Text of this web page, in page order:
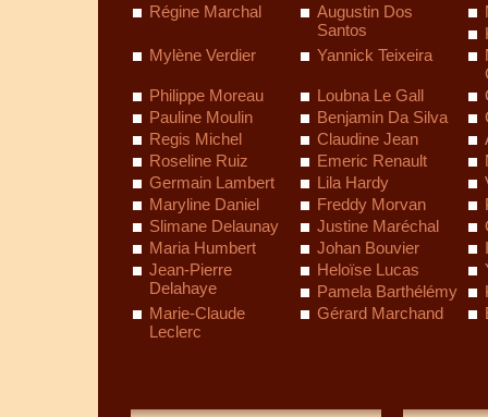
Régine Marchal
Augustin Dos
Santos
Mylène Verdier
Yannick Teixeira
Philippe Moreau
Loubna Le Gall
Pauline Moulin
Benjamin Da Silva
Regis Michel
Claudine Jean
Roseline Ruiz
Emeric Renault
Germain Lambert
Lila Hardy
Maryline Daniel
Freddy Morvan
Slimane Delaunay
Justine Maréchal
Maria Humbert
Johan Bouvier
Jean-Pierre
Delahaye
Heloïse Lucas
Pamela Barthélémy
Marie-Claude
Leclerc
Gérard Marchand